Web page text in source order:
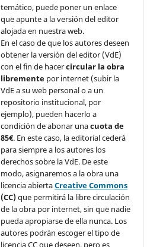
temático, puede poner un enlace
que apunte a la versión del editor
alojada en nuestra web.
En el caso de que los autores deseen
obtener la versión del editor (VdE)
con el fin de hacercircular la obra
libremente por internet (subir la
VdE a su web personal o a un
repositorio institucional, por
ejemplo), pueden hacerlo a
condición de abonar unacuota de
85€. En este caso, la editorial cederá
para siempre a los autores los
derechos sobre la VdE. De este
modo, asignaremos a la obra una
licencia abiertaCreative Commons
(CC)que permitirá la libre circulación
de la obra por internet, sin que nadie
pueda apropiarse de ella nunca. Los
autores podrán escoger el tipo de
licencia CC que deseen, pero es